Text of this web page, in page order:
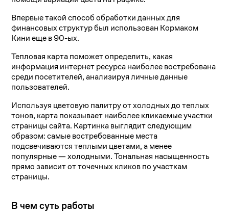
Впервые такой способ обработки данных для
финансовых структур был использован Кормаком
Кини еще в 90-ых.
Тепловая карта поможет определить, какая
информация интернет ресурса наиболее востребована
среди посетителей, анализируя личные данные
пользователей.
Используя цветовую палитру от холодных до теплых
тонов, карта показывает наиболее кликаемые участки
страницы сайта. Картинка выглядит следующим
образом: самые востребованные места
подсвечиваются теплыми цветами, а менее
популярные — холодными. Тональная насыщенность
прямо зависит от точечных кликов по участкам
страницы.
В чем суть работы